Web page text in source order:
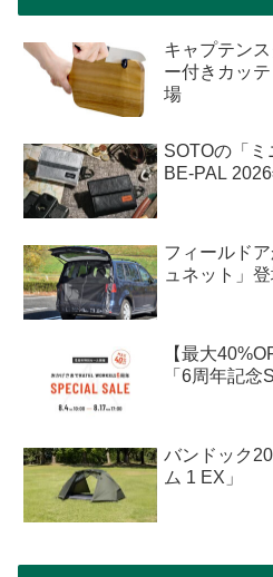
キャプテン
ー付きカッ
場
SOTOの「ミ
BE-PAL
フィールド
ュネット」
【最大
「6周年記念
バンドック
ム 1 EX」